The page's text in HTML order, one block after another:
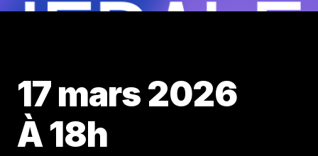
17 mars 2026
À 18h